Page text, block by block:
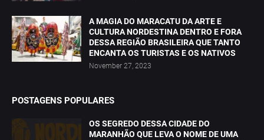
A MAGIA DO MARACATU DA ARTE E
CULTURA NORDESTINA DENTRO E FORA
DESSA REGIÃO BRASILEIRA QUE TANTO
ENCANTA OS TURISTAS E OS NATIVOS
November 27, 2023
POSTAGENS POPULARES
OS SEGREDO DESSA CIDADE DO
MARANHÃO QUE LEVA O NOME DE UMA